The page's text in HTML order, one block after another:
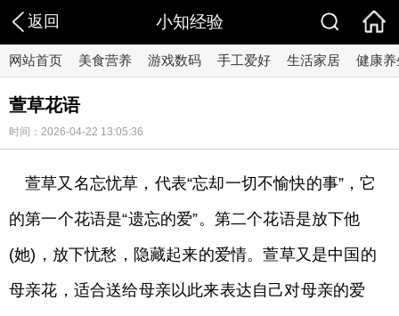
返回 小知经验
网站首页 美食营养 游戏数码 手工爱好 生活家居 健康养
萱草花语
时间：2026-04-22 13:05:36
萱草又名忘忧草，代表“忘却一切不愉快的事”，它
的第一个花语是“遗忘的爱”。第二个花语是放下他
(她)，放下忧愁，隐藏起来的爱情。萱草又是中国的
母亲花，适合送给母亲以此来表达自己对母亲的爱